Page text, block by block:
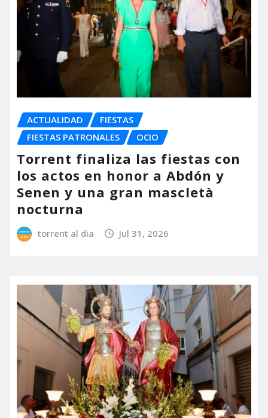
ACTUALIDAD
FIESTAS
FIESTAS PATRONALES
OCIO
Torrent finaliza las fiestas con
los actos en honor a Abdón y
Senen y una gran mascletà
nocturna
torrent al dia Jul 31, 2026